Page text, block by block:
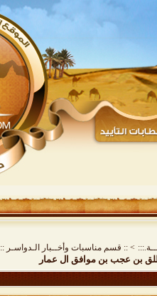
> :: قسم مناسبات وأخــبار الـدواسـر ::
بن عجب بن موافق ال عمار